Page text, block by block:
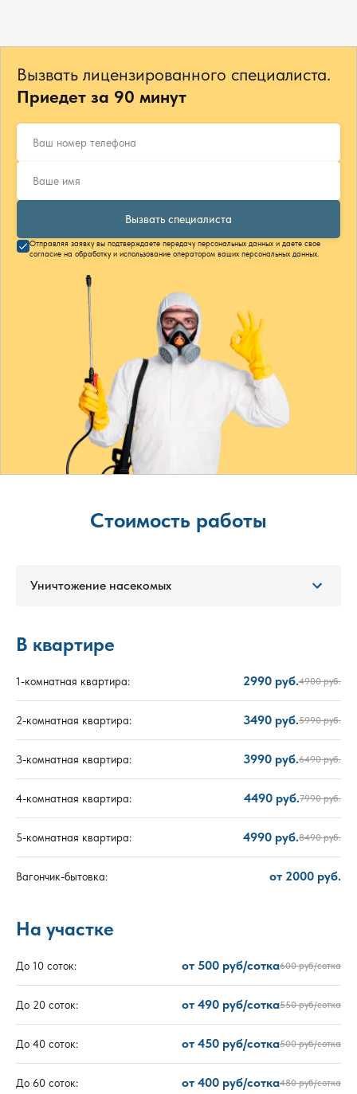
Вызвать лицензированного специалиста.
Приедет за 90 минут
Вызвать специалиста
Отправляя заявку вы подтверждаете передачу персональных данных и даете свое
согласие на обработку и использование оператором ваших персональных данных.
Стоимость работы
Уничтожение насекомых
В квартире
1-комнатная квартира: 2990 руб.4900 руб.
2-комнатная квартира: 3490 руб.5990 руб.
3-комнатная квартира: 3990 руб.6490 руб.
4-комнатная квартира: 4490 руб.7990 руб.
5-комнатная квартира: 4990 руб.8490 руб.
Вагончик-бытовка: от 2000 руб.
На участке
До 10 соток: от 500 руб/сотка600 руб/сотка
До 20 соток: от 490 руб/сотка550 руб/сотка
До 40 соток: от 450 руб/сотка500 руб/сотка
До 60 соток: от 400 руб/сотка480 руб/сотка